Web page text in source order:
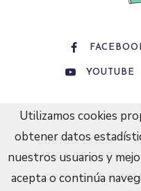
YOUTUBE
CÓDIGO ÉTICO
POLÍTICA DE COOKIES
COPYRIGHT ©
Utilizamos cookies
obtener datos
nuestros usuarios y
acepta o continúa